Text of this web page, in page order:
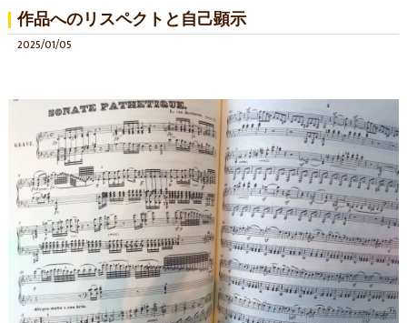
作品へのリスペクトと自己顕示
2025/01/05